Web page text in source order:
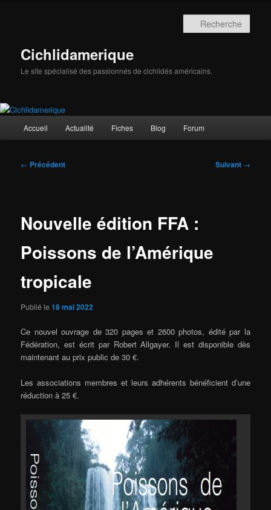
Cichlidamerique
Le site spécialisé des passionnés de cichlidés américains.
principal
Accueil Actualité Fiches Blog Forum
Navigation
← Précédent Suivant →
Nouvelle édition FFA :
Poissons de l’Amérique
tropicale
Publié le18 mai 2022
Ce nouvel ouvrage de 320 pages et 2600 photos, édité par la
Fédération, est écrit par Robert Allgayer. Il est disponible dès
maintenant au prix public de 30 €.
Les associations membres et leurs adhérents bénéficient d’une
réduction à 25 €.